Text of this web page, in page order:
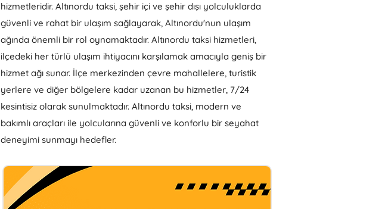
hizmetleridir. Altınordu taksi, şehir içi ve şehir dışı yolculuklarda
güvenli ve rahat bir ulaşım sağlayarak, Altınordu'nun ulaşım
ağında önemli bir rol oynamaktadır. ​ Altınordu taksi hizmetleri,
ilçedeki her türlü ulaşım ihtiyacını karşılamak amacıyla geniş bir
hizmet ağı sunar. İlçe merkezinden çevre mahallelere, turistik
yerlere ve diğer bölgelere kadar uzanan bu hizmetler, 7/24
kesintisiz olarak sunulmaktadır. Altınordu taksi, modern ve
bakımlı araçları ile yolcularına güvenli ve konforlu bir seyahat
deneyimi sunmayı hedefler.​